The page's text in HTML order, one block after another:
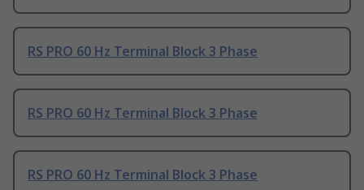
RS PRO 60 Hz Terminal Block 3 Phase
RS PRO 60 Hz Terminal Block 3 Phase
RS PRO 60 Hz Terminal Block 3 Phase